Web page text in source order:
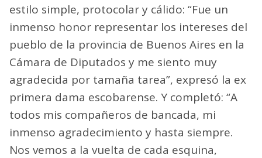
estilo simple, protocolar y cálido: “Fue un
inmenso honor representar los intereses del
pueblo de la provincia de Buenos Aires en la
Cámara de Diputados y me siento muy
agradecida por tamaña tarea”, expresó la ex
primera dama escobarense. Y completó: “A
todos mis compañeros de bancada, mi
inmenso agradecimiento y hasta siempre.
Nos vemos a la vuelta de cada esquina,